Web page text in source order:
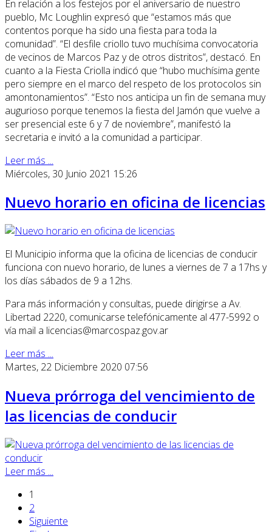
En relación a los festejos por el aniversario de nuestro
pueblo, Mc Loughlin expresó que “estamos más que
contentos porque ha sido una fiesta para toda la
comunidad”. “El desfile criollo tuvo muchísima convocatoria
de vecinos de Marcos Paz y de otros distritos”, destacó. En
cuanto a la Fiesta Criolla indicó que “hubo muchísima gente
pero siempre en el marco del respeto de los protocolos sin
amontonamientos”. “Esto nos anticipa un fin de semana muy
augurioso porque tenemos la fiesta del Jamón que vuelve a
ser presencial este 6 y 7 de noviembre”, manifestó la
secretaria e invitó a la comunidad a participar.
Leer más ...
Miércoles, 30 Junio 2021 15:26
Nuevo horario en oficina de licencias
El Municipio informa que la oficina de licencias de conducir
funciona con nuevo horario, de lunes a viernes de 7 a 17hs y
los días sábados de 9 a 12hs.
Para más información y consultas, puede dirigirse a Av.
Libertad 2220, comunicarse telefónicamente al 477-5992 o
vía mail a licencias@marcospaz.gov.ar
Leer más ...
Martes, 22 Diciembre 2020 07:56
Nueva prórroga del vencimiento de
las licencias de conducir
Leer más ...
1
2
Siguiente